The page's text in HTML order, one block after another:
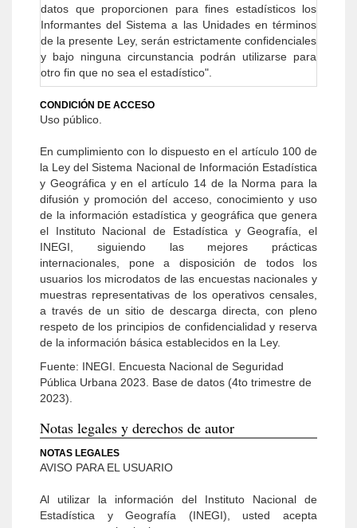
datos que proporcionen para fines estadísticos los
Informantes del Sistema a las Unidades en términos
de la presente Ley, serán estrictamente confidenciales
y bajo ninguna circunstancia podrán utilizarse para
otro fin que no sea el estadístico".
CONDICIÓN DE ACCESO
Uso público.
En cumplimiento con lo dispuesto en el artículo 100 de
la Ley del Sistema Nacional de Información Estadística
y Geográfica y en el artículo 14 de la Norma para la
difusión y promoción del acceso, conocimiento y uso
de la información estadística y geográfica que genera
el Instituto Nacional de Estadística y Geografía, el
INEGI, siguiendo las mejores prácticas
internacionales, pone a disposición de todos los
usuarios los microdatos de las encuestas nacionales y
muestras representativas de los operativos censales,
a través de un sitio de descarga directa, con pleno
respeto de los principios de confidencialidad y reserva
de la información básica establecidos en la Ley.
Fuente: INEGI. Encuesta Nacional de Seguridad
Pública Urbana 2023. Base de datos (4to trimestre de
2023).
Notas legales y derechos de autor
NOTAS LEGALES
AVISO PARA EL USUARIO
Al utilizar la información del Instituto Nacional de
Estadística y Geografía (INEGI), usted acepta